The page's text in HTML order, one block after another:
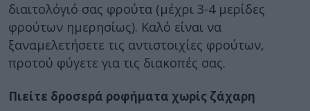
διαιτολόγιό σας φρούτα (μέχρι 3-4 μερίδες
φρούτων ημερησίως). Καλό είναι να
ξαναμελετήσετε τις αντιστοιχίες φρούτων,
προτού φύγετε για τις διακοπές σας.
Πιείτε δροσερά ροφήματα χωρίς ζάχαρη